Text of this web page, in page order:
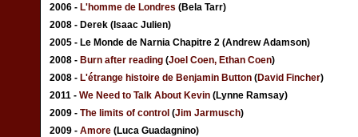
2006 - L'homme de Londres (Bela Tarr)
2008 - Derek (Isaac Julien)
2005 - Le Monde de Narnia Chapitre 2 (Andrew Adamson)
2008 - Burn after reading (Joel Coen, Ethan Coen)
2008 - L'étrange histoire de Benjamin Button (David Fincher)
2011 - We Need to Talk About Kevin (Lynne Ramsay)
2009 - The limits of control (Jim Jarmusch)
2009 - Amore (Luca Guadagnino)